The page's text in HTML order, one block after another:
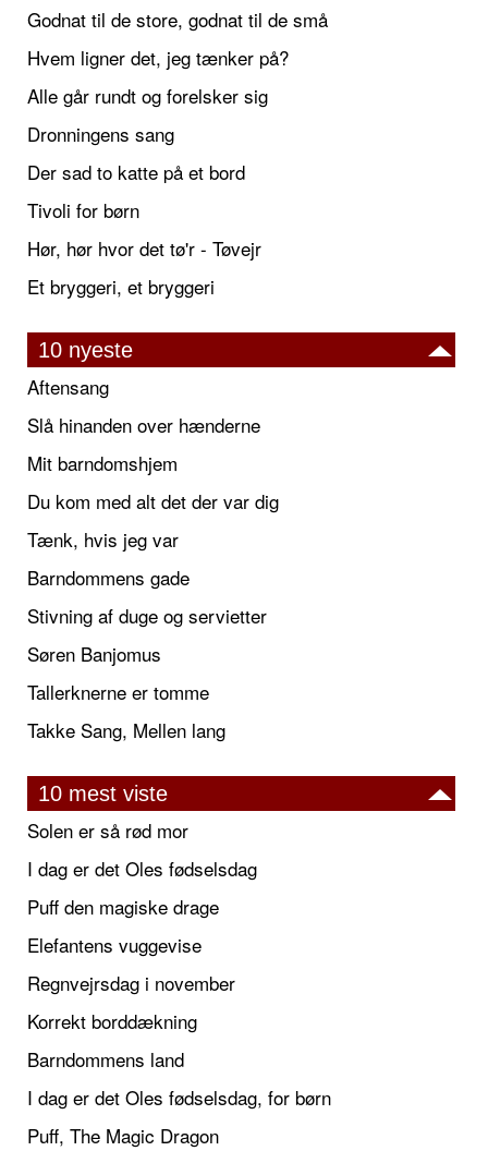
Godnat til de store, godnat til de små
Hvem ligner det, jeg tænker på?
Alle går rundt og forelsker sig
Dronningens sang
Der sad to katte på et bord
Tivoli for børn
Hør, hør hvor det tø'r - Tøvejr
Et bryggeri, et bryggeri
10 nyeste
Aftensang
Slå hinanden over hænderne
Mit barndomshjem
Du kom med alt det der var dig
Tænk, hvis jeg var
Barndommens gade
Stivning af duge og servietter
Søren Banjomus
Tallerknerne er tomme
Takke Sang, Mellen lang
10 mest viste
Solen er så rød mor
I dag er det Oles fødselsdag
Puff den magiske drage
Elefantens vuggevise
Regnvejrsdag i november
Korrekt borddækning
Barndommens land
I dag er det Oles fødselsdag, for børn
Puff, The Magic Dragon